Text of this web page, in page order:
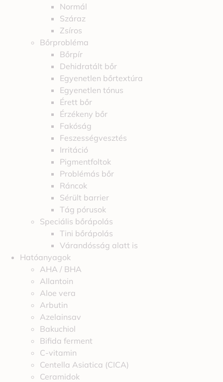
Normál
Száraz
Zsíros
Bőrprobléma
Bőrpír
Dehidratált bőr
Egyenetlen bőrtextúra
Egyenetlen tónus
Érett bőr
Érzékeny bőr
Fakóság
Feszességvesztés
Irritáció
Pigmentfoltok
Problémás bőr
Ráncok
Sérült barrier
Tág pórusok
Speciális bőrápolás
Tini bőrápolás
Várandósság alatt is
Hatóanyagok
AHA / BHA
Allantoin
Aloe vera
Arbutin
Azelainsav
Bakuchiol
Bifida ferment
C-vitamin
Centella Asiatica (CICA)
Ceramidok